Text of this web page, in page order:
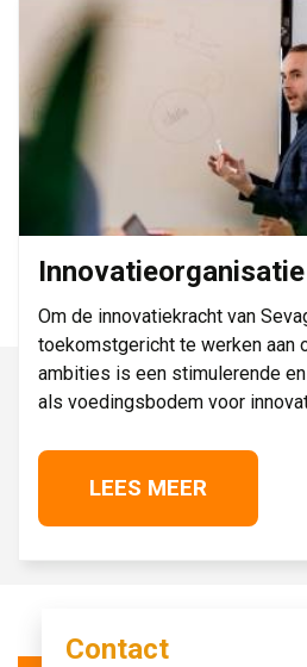
Innovatieorganisatie
Om de innovatiekracht van
toekomstgericht te werken aan
ambities is een stimulerende
als voedingsbodem voor
LEES MEER
Contact